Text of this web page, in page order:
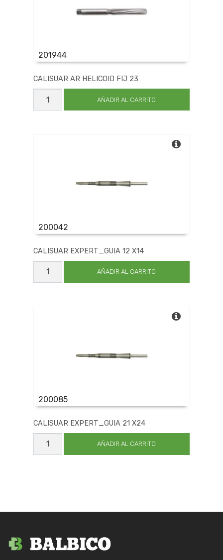
201944
CALISUAR AR HELICOID FIJ 23
CALISUAR
HELICOID
AÑADIR AL CARRITO
200042
CALISUAR EXPERT_GUIA 12 X14
CALISUAR
EXPERT_GUIA
12
AÑADIR AL CARRITO
200085
CALISUAR EXPERT_GUIA 21 X24
CALISUAR
EXPERT_GUIA
21
AÑADIR AL CARRITO